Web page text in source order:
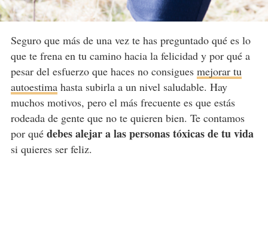
Seguro que más de una vez te has preguntado qué es lo
que te frena en tu camino hacia la felicidad y por qué a
pesar del esfuerzo que haces no consigues mejorar tu
autoestimahasta subirla a un nivel saludable. Hay
muchos motivos, pero el más frecuente es que estás
rodeada de gente que no te quieren bien. Te contamos
por qué debes alejar a las personas tóxicas de tu vida
si quieres ser feliz.